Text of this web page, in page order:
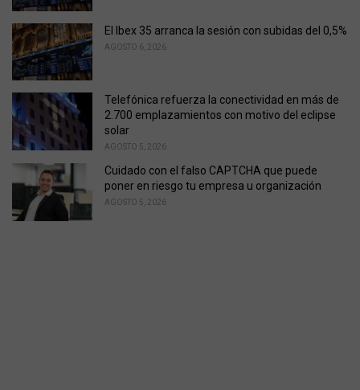
El Ibex 35 arranca la sesión con subidas del 0,5%
AGOSTO 6, 2026
Telefónica refuerza la conectividad en más de
2.700 emplazamientos con motivo del eclipse
solar
AGOSTO 5, 2026
Cuidado con el falso CAPTCHA que puede
poner en riesgo tu empresa u organización
AGOSTO 5, 2026